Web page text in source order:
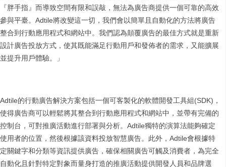
『胖手指』而導致空間有限和誤敲，無法為廣告商提供一個可靠的高效
參與平臺。Adtile將改變這一切，我們會以簡單且自動化的方法將廣告
整合到行動應用程式和網站中。我們認為顛覆廣告的最佳方式就是重新
設計廣告投放方式，使其既能滿足行動用戶和發佈者的需求，又能擴展
並提升用戶體驗。」
Adtile的行動廣告解決方案包括一個可客製化的軟體開發工具組(SDK)，
使得廣告商可以輕鬆將其整合到行動應用程式和網站中，並帶有完備的
控制台，可對推廣活動進行部署與分析。Adtile獨特的演算法能夠確定
使用者的位置，然後根據該資料投放智慧廣告。此外，Adtile會根據特
定關鍵字和分類等資訊提供廣告，確保相關廣告可觸及消費者，為完全
自動化且針對特定對象而量身打造的推廣活動提供開發人員和品牌選